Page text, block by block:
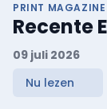
PRINT MAGAZINE
Recente
09 juli 2026
Nu lezen